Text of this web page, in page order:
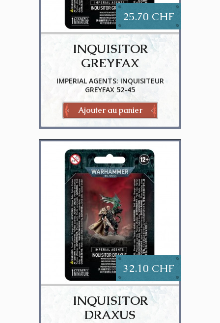
25.70 CHF
INQUISITOR
GREYFAX
IMPERIAL AGENTS: INQUISITEUR
GREYFAX 52-45
Ajouter au panier
32.10 CHF
INQUISITOR
DRAXUS